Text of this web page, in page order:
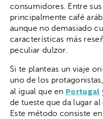
consumidores. Entre
principalmente café
aunque no demasiado
características más
peculiar dulzor.
Si te planteas un viaje
uno de los
al igual que en Portugal
de tueste que da lugar
Este método consiste en